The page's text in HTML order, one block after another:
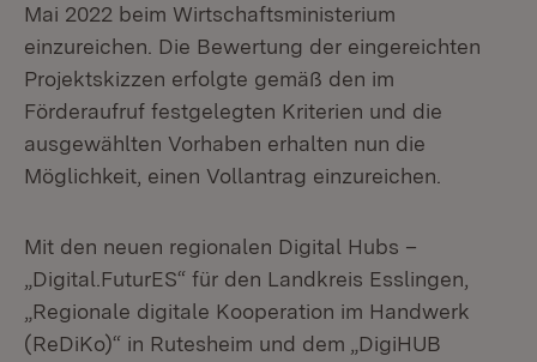
Mai 2022 beim Wirtschaftsministerium
einzureichen. Die Bewertung der eingereichten
Projektskizzen erfolgte gemäß den im
Förderaufruf festgelegten Kriterien und die
ausgewählten Vorhaben erhalten nun die
Möglichkeit, einen Vollantrag einzureichen.
Mit den neuen regionalen Digital Hubs –
„Digital.FuturES“ für den Landkreis Esslingen,
„Regionale digitale Kooperation im Handwerk
(ReDiKo)“ in Rutesheim und dem „DigiHUB